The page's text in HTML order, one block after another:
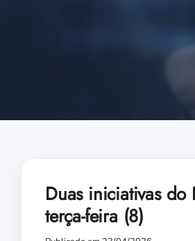
Duas iniciativas
terça-feira (8)